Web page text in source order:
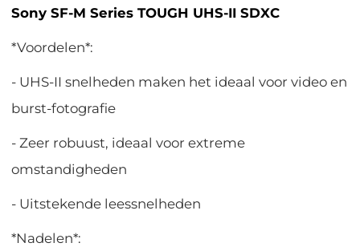
Sony SF-M Series TOUGH UHS-II SDXC
*Voordelen*:
- UHS-II snelheden maken het ideaal voor video en
burst-fotografie
- Zeer robuust, ideaal voor extreme
omstandigheden
- Uitstekende leessnelheden
*Nadelen*: